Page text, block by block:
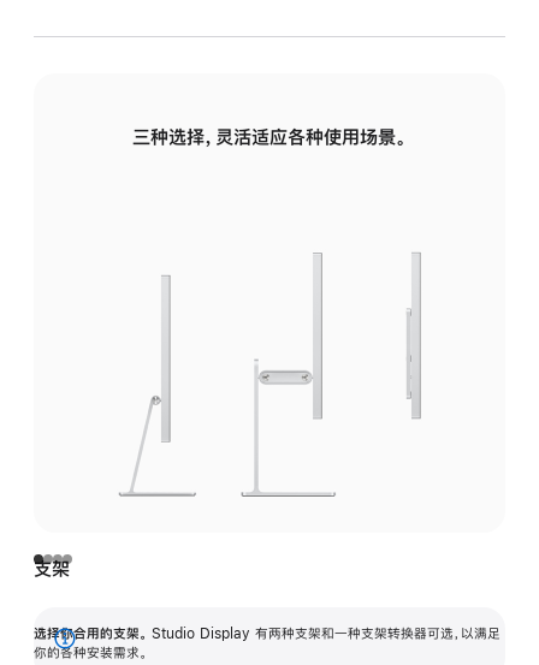
三种选择，灵活适应各种使用场景。
支架
选择你合用的支架。 Studio Display 有两种支架和一种支架转换器可选，以满足
你的各种安装需求。
展